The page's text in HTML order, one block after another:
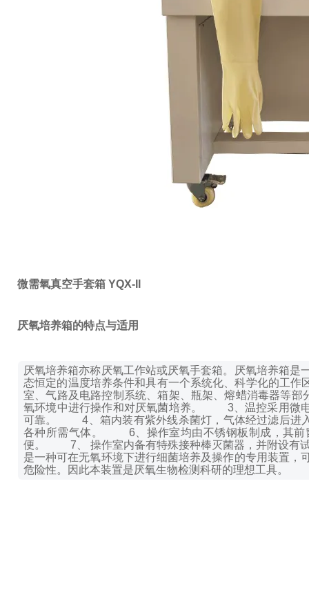
微需氧真空手套箱 YQX-II
厌氧培养箱的特点与适用
厌氧培养箱亦称厌氧工作站或厌氧手套箱。厌氧培养箱
态恒定的温度培养条件和具有一个系统化、科学化的工作
室、气路及电路控制系统、箱架、瓶架、熔蜡消毒器等部
氧环境中进行操作和对厌氧菌培养。
3、温控采用微电
可靠。
4、箱内装有紫外线杀菌灯，气体经过滤后进
各种所需气体。
6、操作室均由不锈钢板制成，其前
便。
7、 操作室内备有特殊接种棒灭菌器，并附设有
是一种可在无氧环境下进行细菌培养及操作的专用装置，
危险性。因此本装置是厌氧生物检测科研的理想工具。